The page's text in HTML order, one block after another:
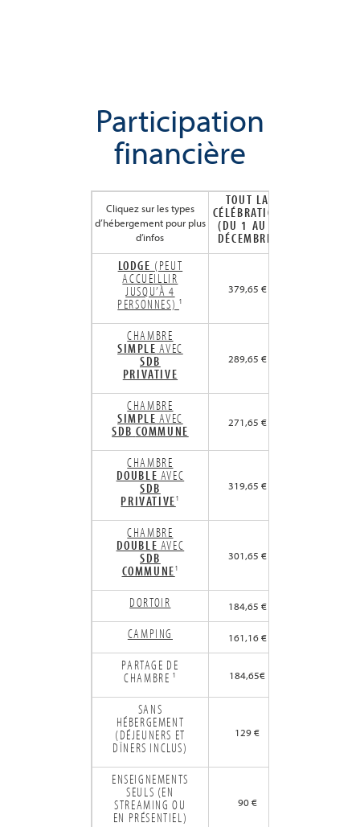
Participation
financière
Cliquez sur les types
d’hébergement pour plus
d’infos
TOUT LA
CÉLÉBRATION
(DU 1 AU 4
DÉCEMBRE)
LODGE (PEUT
ACCUEILLIR
JUSQU’À 4
PERSONNES) ¹
379,65 €
CHAMBRE
SIMPLE AVEC
SDB
PRIVATIVE
289,65 €
CHAMBRE
SIMPLE AVEC
SDB COMMUNE
271,65 €
CHAMBRE
DOUBLE AVEC
SDB
PRIVATIVE¹
319,65 €
CHAMBRE
DOUBLE AVEC
SDB
COMMUNE¹
301,65 €
DORTOIR 184,65 €
CAMPING 161,16 €
PARTAGE DE
CHAMBRE ¹
184,65€
SANS
HÉBERGEMENT
(DÉJEUNERS ET
DÎNERS INCLUS)
129 €
ENSEIGNEMENTS
SEULS (EN
STREAMING OU
EN PRÉSENTIEL)
90 €